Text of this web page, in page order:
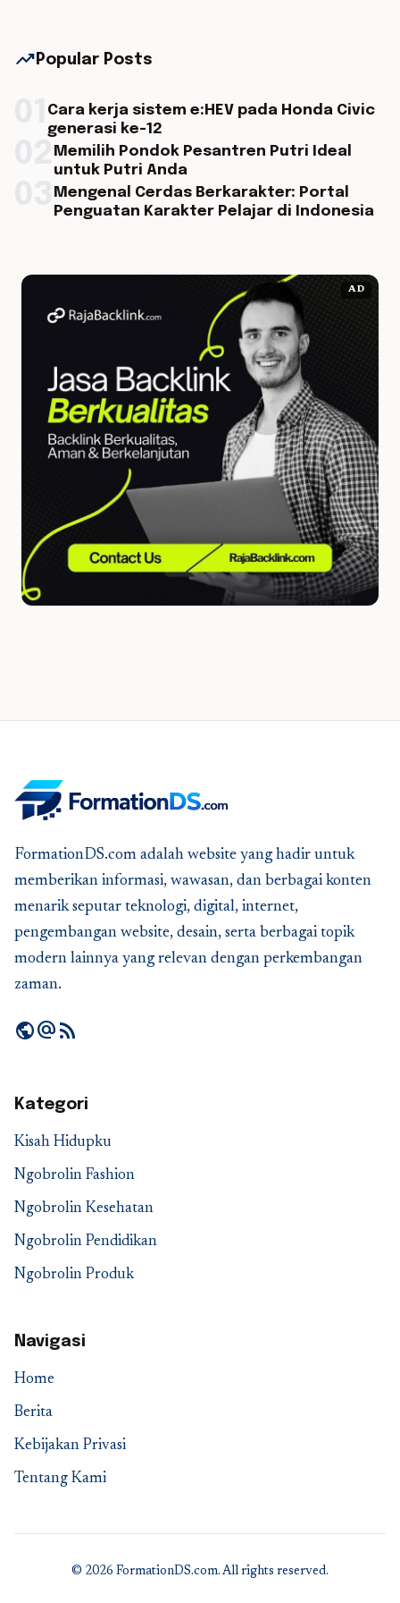
trending_up Popular Posts
Cara kerja sistem e:HEV pada Honda Civic
generasi ke-12
Memilih Pondok Pesantren Putri Ideal
untuk Putri Anda
Mengenal Cerdas Berkarakter: Portal
Penguatan Karakter Pelajar di Indonesia
AD
FormationDS.com adalah website yang hadir untuk
memberikan informasi, wawasan, dan berbagai konten
menarik seputar teknologi, digital, internet,
pengembangan website, desain, serta berbagai topik
modern lainnya yang relevan dengan perkembangan
zaman.
publicalternate_emailrss_feed
Kategori
Kisah Hidupku
Ngobrolin Fashion
Ngobrolin Kesehatan
Ngobrolin Pendidikan
Ngobrolin Produk
Navigasi
Home
Berita
Kebijakan Privasi
Tentang Kami
© 2026 FormationDS.com. All rights reserved.